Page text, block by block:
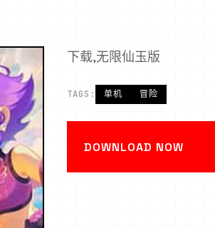
下载,无限仙玉版
TAGS: 单机 冒险
DOWNLOAD NOW